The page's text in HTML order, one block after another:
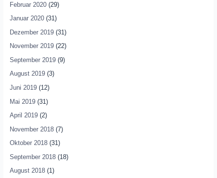
Februar 2020(29)
Januar 2020(31)
Dezember 2019(31)
November 2019(22)
September 2019(9)
August 2019(3)
Juni 2019(12)
Mai 2019(31)
April 2019(2)
November 2018(7)
Oktober 2018(31)
September 2018(18)
August 2018(1)